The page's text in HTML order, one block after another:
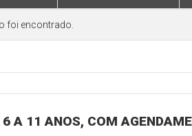
foi encontrado.
A 11 ANOS, COM